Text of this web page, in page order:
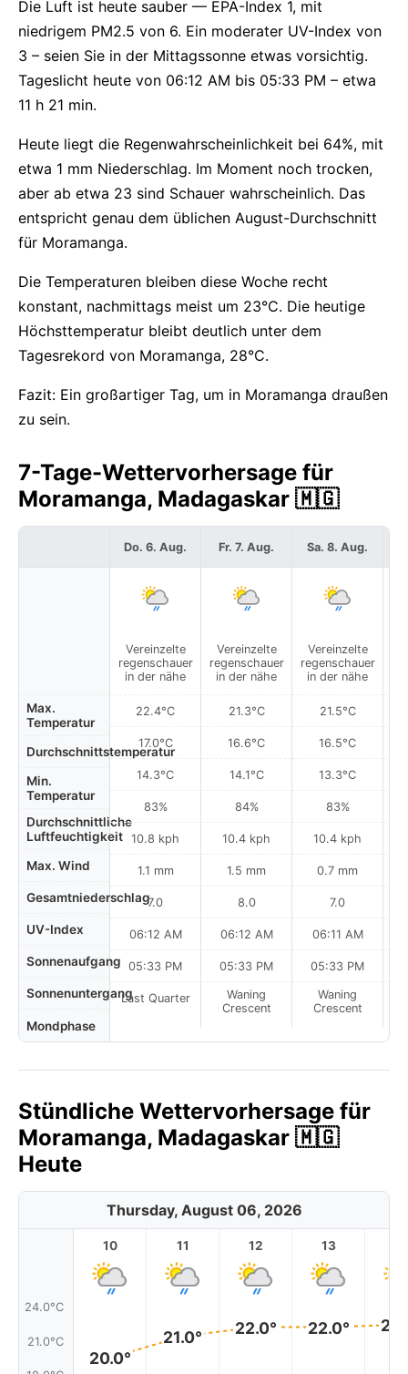
Die Luft ist heute sauber — EPA-Index 1, mit
niedrigem PM2.5 von 6. Ein moderater UV-Index von
3 – seien Sie in der Mittagssonne etwas vorsichtig.
Tageslicht heute von 06:12 AM bis 05:33 PM – etwa
11 h 21 min.
Heute liegt die Regenwahrscheinlichkeit bei 64%, mit
etwa 1 mm Niederschlag. Im Moment noch trocken,
aber ab etwa 23 sind Schauer wahrscheinlich. Das
entspricht genau dem üblichen August-Durchschnitt
für Moramanga.
Die Temperaturen bleiben diese Woche recht
konstant, nachmittags meist um 23°C. Die heutige
Höchsttemperatur bleibt deutlich unter dem
Tagesrekord von Moramanga, 28°C.
Fazit: Ein großartiger Tag, um in Moramanga draußen
zu sein.
7-Tage-Wettervorhersage für
Moramanga, Madagaskar 🇲🇬
Max.
Temperatur
Durchschnittstemperatur
Min.
Temperatur
Durchschnittliche
Luftfeuchtigkeit
Max. Wind
Gesamtniederschlag
UV-Index
Sonnenaufgang
Sonnenuntergang
Mondphase
Do. 6. Aug.
Vereinzelte
regenschauer
in der nähe
22.4°C
17.0°C
14.3°C
83%
10.8 kph
1.1 mm
7.0
06:12 AM
05:33 PM
Last Quarter
Fr. 7. Aug.
Vereinzelte
regenschauer
in der nähe
21.3°C
16.6°C
14.1°C
84%
10.4 kph
1.5 mm
8.0
06:12 AM
05:33 PM
Waning
Crescent
Sa. 8. Aug.
Vereinzelte
regenschauer
in der nähe
21.5°C
16.5°C
13.3°C
83%
10.4 kph
0.7 mm
7.0
06:11 AM
05:33 PM
Waning
Crescent
Stündliche Wettervorhersage für
Moramanga, Madagaskar 🇲🇬
Heute
Thursday, August 06, 2026
24.0°C
21.0°C
10
20.0°
11
21.0°
12
22.0°
13
22.0°